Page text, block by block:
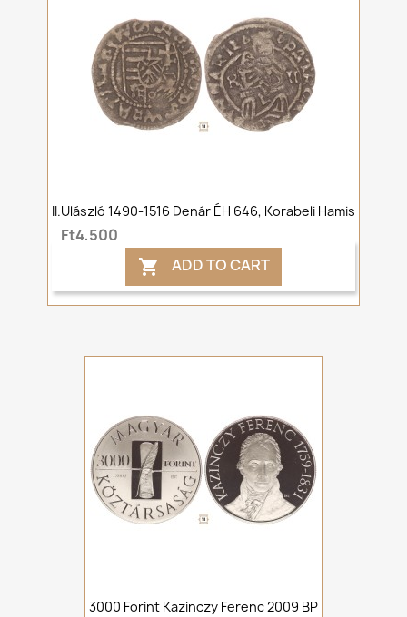
II.Ulászló 1490-1516 Denár ÉH 646, Korabeli Hamis
Ft4,500
 ADD TO CART
3000 Forint Kazinczy Ferenc 2009 BP